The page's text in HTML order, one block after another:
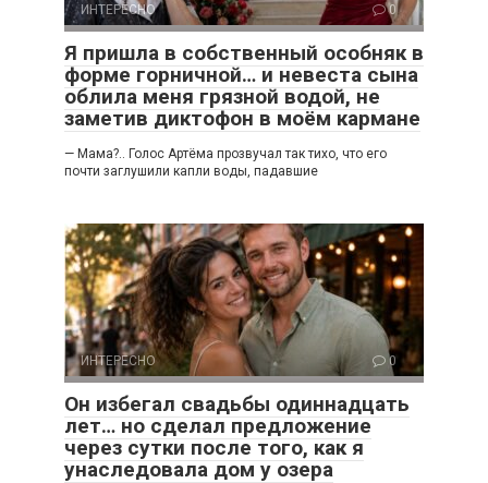
ИНТЕРЕСНО 0
Я пришла в собственный особняк в
форме горничной… и невеста сына
облила меня грязной водой, не
заметив диктофон в моём кармане
— Мама?.. Голос Артёма прозвучал так тихо, что его
почти заглушили капли воды, падавшие
ИНТЕРЕСНО 0
Он избегал свадьбы одиннадцать
лет… но сделал предложение
через сутки после того, как я
унаследовала дом у озера